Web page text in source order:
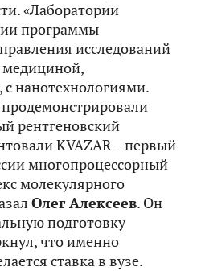
«Лаборатории
программы
исследований
медициной,
с нанотехнологиями.
рентгеновский
KVAZAR – первый
многопроцессорный
молекулярного
Олег Алексеев. Он
подготовку
что именно
ставка в вузе.